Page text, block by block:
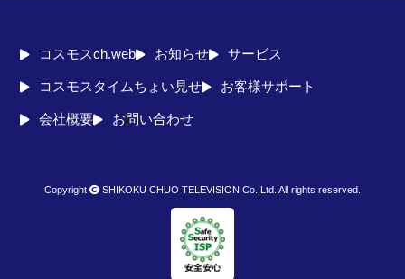
コスモスch.web お知らせ サービス
コスモスタイムちょい見せ お客様サポート
会社概要 お問い合わせ
Copyright SHIKOKU CHUO TELEVISION Co.,Ltd. All rights reserved.